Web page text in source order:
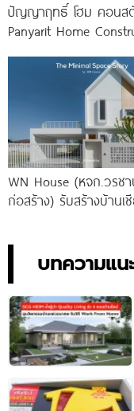
ปัญญาฤทธิ์ โฮม คอนส
Panyarit Home
ก่อสร้างแบบครบวงจร
WN House (หจก.วรช
ก่อสร้าง) รับสร้างบ้านเชี
บทความแน